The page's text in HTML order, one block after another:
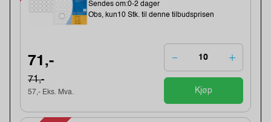
Sendes om:0-2 dager
Obs, kun10 Stk. til denne tilbudsprisen
71,-
71,-
57,- Eks. Mva. Kjøp